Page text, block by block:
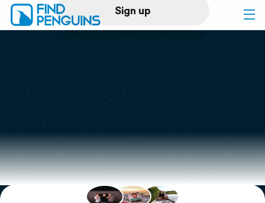
Sign up
Log in
Print a book
Flyover video
Explore